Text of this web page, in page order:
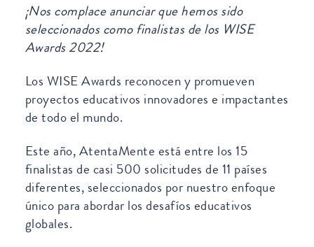
¡Nos complace anunciar que hemos sido
seleccionados como finalistas de los WISE
Awards 2022!
Los WISE Awards reconocen y promueven
proyectos educativos innovadores e impactantes
de todo el mundo.
Este año, AtentaMente está entre los 15
finalistas de casi 500 solicitudes de 11 países
diferentes, seleccionados por nuestro enfoque
único para abordar los desafíos educativos
globales.